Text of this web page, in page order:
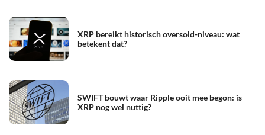
XRP bereikt historisch oversold-niveau: wat
betekent dat?
SWIFT bouwt waar Ripple ooit mee begon: is
XRP nog wel nuttig?